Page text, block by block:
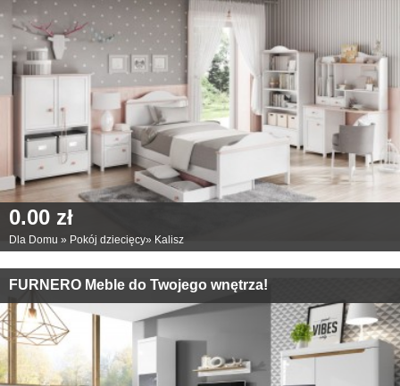
0.00 zł
Dla Domu » Pokój dziecięcy» Kalisz
FURNERO Meble do Twojego wnętrza!